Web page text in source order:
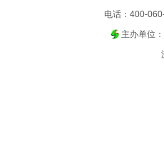
电话：400-
主办单位